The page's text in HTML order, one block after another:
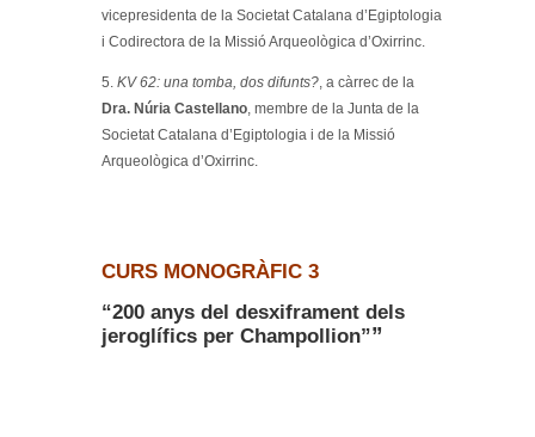
vicepresidenta de la Societat Catalana d’Egiptologia
i Codirectora de la Missió Arqueològica d’Oxirrinc.
5. KV 62: una tomba, dos difunts?, a càrrec de la
Dra. Núria Castellano, membre de la Junta de la
Societat Catalana d’Egiptologia i de la Missió
Arqueològica d’Oxirrinc.
CURS MONOGRÀFIC 3
“200 anys del desxiframent dels
jeroglífics per Champollion””